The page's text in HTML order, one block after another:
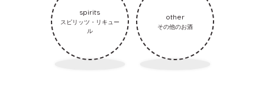
spirits
スピリッツ・リキュー
ル
other
その他のお酒